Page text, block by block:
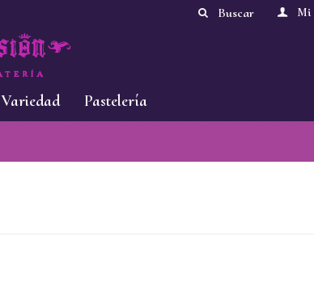
Variedad Pastelería